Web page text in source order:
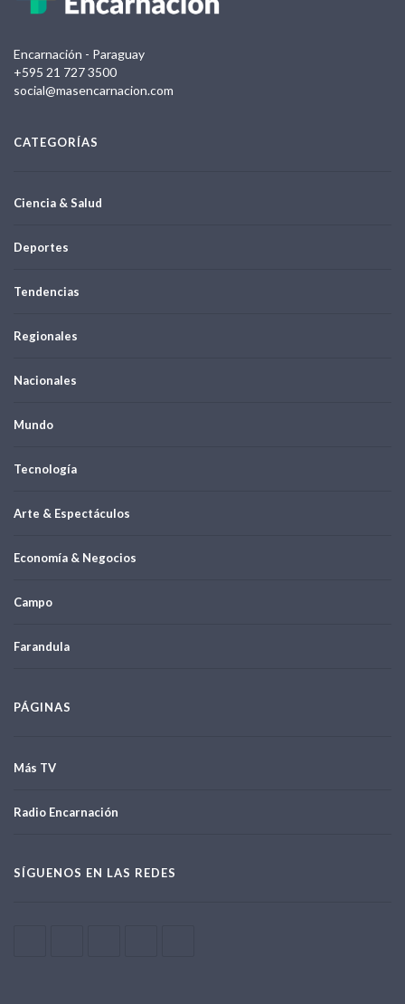
Encarnación - Paraguay
+595 21 727 3500
social@masencarnacion.com
CATEGORÍAS
Ciencia & Salud
Deportes
Tendencias
Regionales
Nacionales
Mundo
Tecnología
Arte & Espectáculos
Economía & Negocios
Campo
Farandula
PÁGINAS
Más TV
Radio Encarnación
SÍGUENOS EN LAS REDES